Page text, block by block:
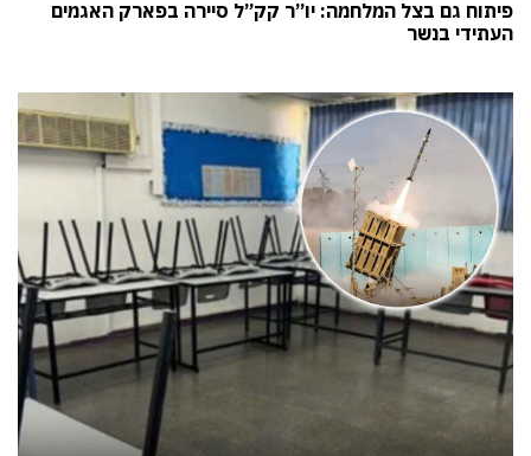
פיתוח גם בצל המלחמה: יו”ר קק”ל סיירה בפארק האגמים
העתידי בנשר